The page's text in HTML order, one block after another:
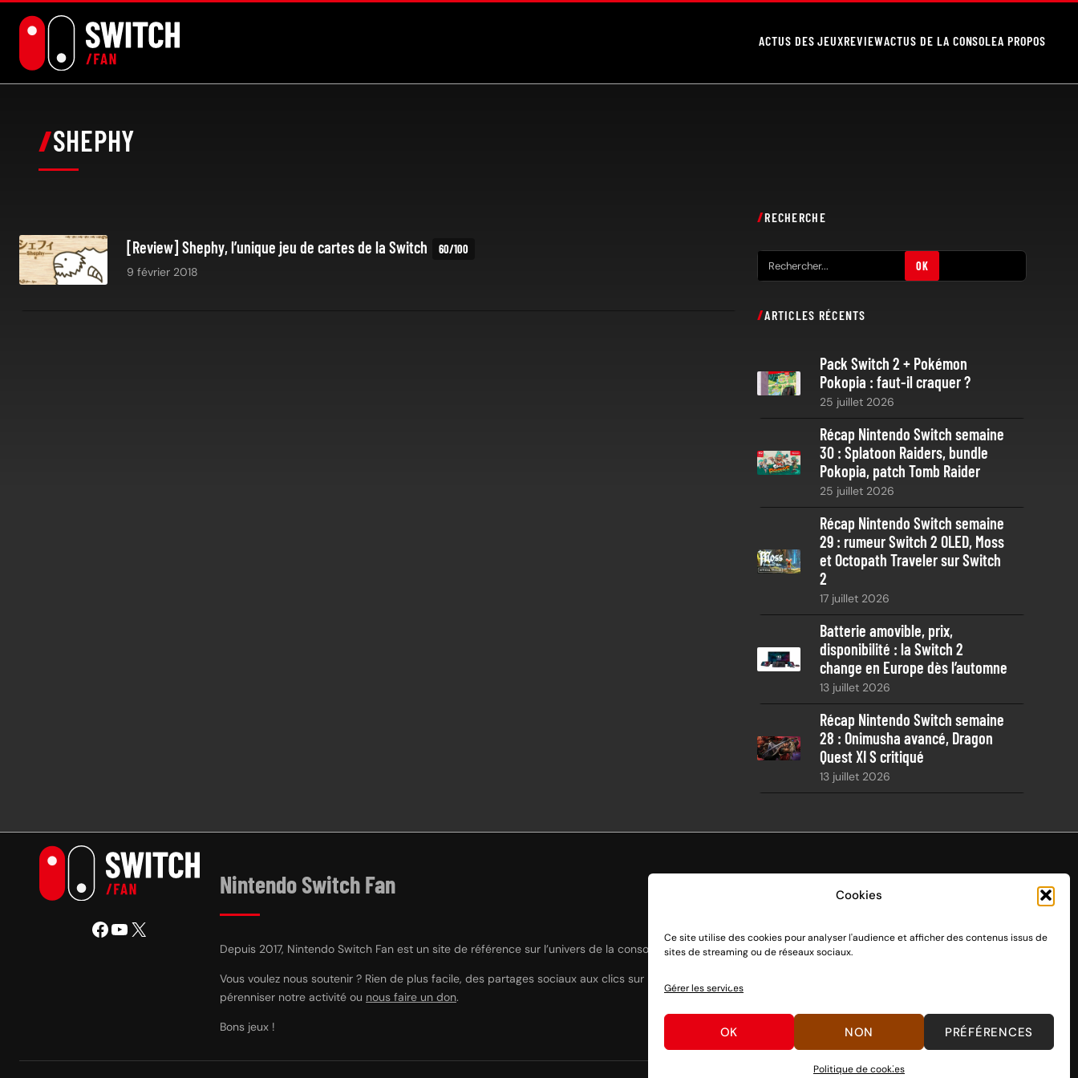
Cookies
Ce site utilise des cookies pour analyser l'audience et afficher des contenus issus de
sites de streaming ou de réseaux sociaux.
Gérer les services
OK NON PRÉFÉRENCES
Politique de cookies
ACTUS DES JEUXREVIEWACTUS DE LA CONSOLEA PROPOS
SHEPHY
[Review] Shephy, l’unique jeu de cartes de la Switch
9 février 2018
RECHERCHE
e
h
OK
ARTICLES RÉCENTS
Pack Switch 2 + Pokémon
Pokopia : faut-il craquer ?
25 juillet 2026
Récap Nintendo Switch semaine
30 : Splatoon Raiders, bundle
Pokopia, patch Tomb Raider
25 juillet 2026
Récap Nintendo Switch semaine
29 : rumeur Switch 2 OLED, Moss
et Octopath Traveler sur Switch
2
17 juillet 2026
Batterie amovible, prix,
disponibilité : la Switch 2
change en Europe dès l’automne
13 juillet 2026
Récap Nintendo Switch semaine
28 : Onimusha avancé, Dragon
Quest XI S critiqué
13 juillet 2026
Facebook YouTube X
Nintendo Switch Fan
Depuis 2017, Nintendo Switch Fan est un site de référence sur l’univers de la console hybride Nintendo Switch 1 et 2, sortie le 3 mars 2017.
Vous voulez nous soutenir ? Rien de plus facile, des partages sociaux aux clics sur nos liens en passant par des dons, découvrez
pérenniser notre activité ou nous faire un don.
Bons jeux !